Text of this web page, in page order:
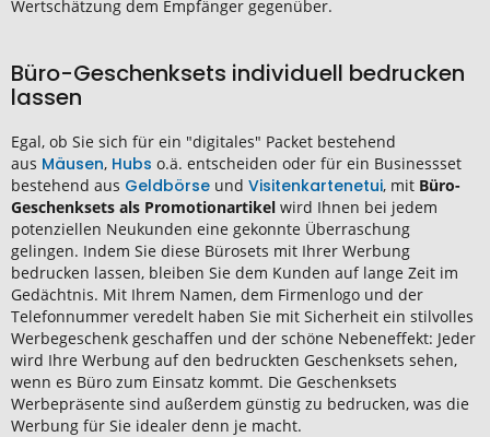
Wertschätzung dem Empfänger gegenüber.
Büro-Geschenksets individuell bedrucken
lassen
Egal, ob Sie sich für ein "digitales" Packet bestehend
aus Mäusen, Hubs o.ä. entscheiden oder für ein Businessset
bestehend aus Geldbörse und Visitenkartenetui, mit Büro-
Geschenksets als Promotionartikel wird Ihnen bei jedem
potenziellen Neukunden eine gekonnte Überraschung
gelingen. Indem Sie diese Bürosets mit Ihrer Werbung
bedrucken lassen, bleiben Sie dem Kunden auf lange Zeit im
Gedächtnis. Mit Ihrem Namen, dem Firmenlogo und der
Telefonnummer veredelt haben Sie mit Sicherheit ein stilvolles
Werbegeschenk geschaffen und der schöne Nebeneffekt: Jeder
wird Ihre Werbung auf den bedruckten Geschenksets sehen,
wenn es Büro zum Einsatz kommt. Die Geschenksets
Werbepräsente sind außerdem günstig zu bedrucken, was die
Werbung für Sie idealer denn je macht.